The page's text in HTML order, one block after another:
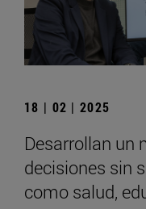
18 | 02 | 2025
Desarrollan un
decisiones sin
como salud,